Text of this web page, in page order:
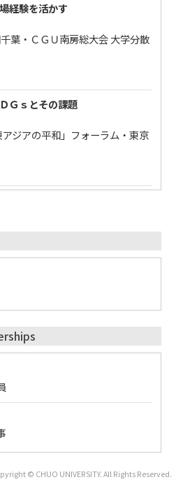
経験を活かす
葉・ＣＧＵ南房総大会 大学分散
Ｇｓとその課題
ジアの平和」フォーラム・東京
© CHUO UNIVERSITY. All Rights Reserved.